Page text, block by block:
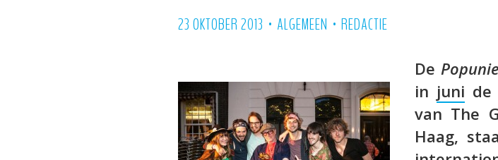
23 OKTOBER 2013 • ALGEMEEN • REDACTIE
De
in juni de
van The
Haag,